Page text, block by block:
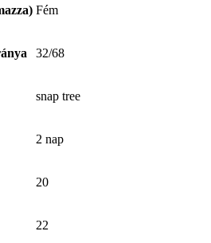
Fém
32/68
snap tree
2 nap
20
22